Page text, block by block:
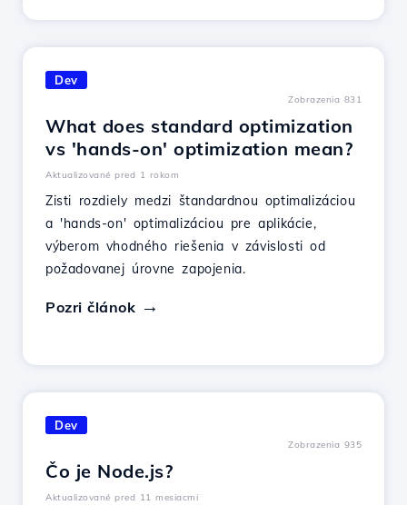
Dev
Zobrazenia 831
What does standard optimization
vs 'hands-on' optimization mean?
Aktualizované pred 1 rokom
Zisti rozdiely medzi štandardnou optimalizáciou
a 'hands-on' optimalizáciou pre aplikácie,
výberom vhodného riešenia v závislosti od
požadovanej úrovne zapojenia.
Pozri článok
Dev
Zobrazenia 935
Čo je Node.js?
Aktualizované pred 11 mesiacmi